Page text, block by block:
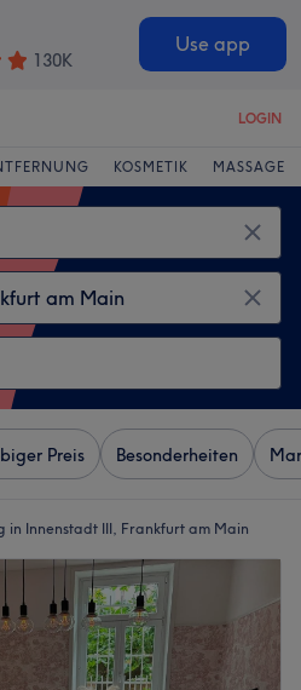
130K
Use app
LOGIN
KOSMETIK MASSAGE
Preis Besonderheiten
in Innenstadt III, Frankfurt am Main